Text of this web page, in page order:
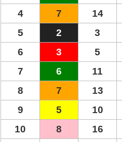
4
7 14
5
2 3
6
3 5
7
6 11
8
7 13
9
5 10
10
8 16